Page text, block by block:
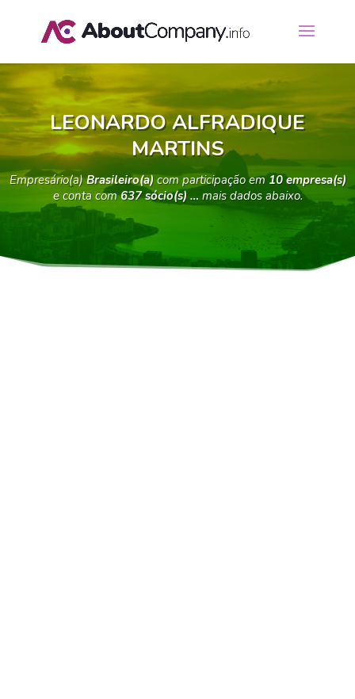
LEONARDO ALFRADIQUE
MARTINS
Empresário(a)Brasileiro(a)com participação em 10 empresa(s)
e conta com637 sócio(s) …mais dados abaixo.